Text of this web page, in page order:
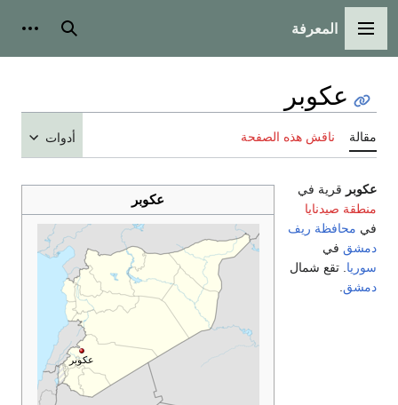
القائمة الرئيسية
المعرفة بحث
عكوبر
مقالة ناقش هذه الصفحة أدوات
عكوبر
عكوبر
عكوبر قرية في
منطقة صيدنايا
في محافظة ريف
دمشق في
سوريا . تقع شمال
دمشق